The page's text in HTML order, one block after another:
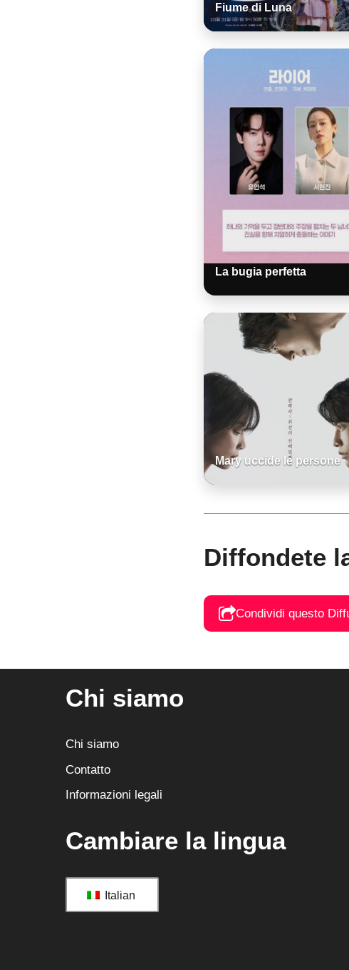
Fiume di Luna
La bugia perfetta
Mary uccide le persone
Diffondete
Condividi questo
Chi siamo
Chi siamo
Contatto
Informazioni legali
Cambiare la lingua
Italian